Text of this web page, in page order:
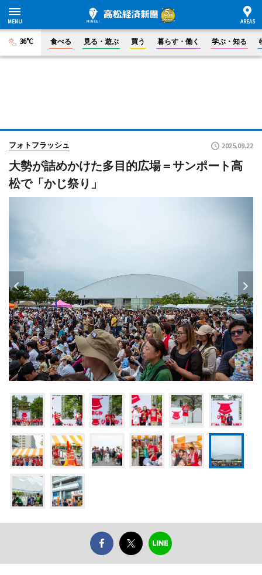
36°C 食べる 見る・遊ぶ 買う 暮らす・働く 学ぶ・知る
フォトフラッシュ 2025.09.22
大勢が詰めかけた多目的広場＝サンポート高
松で「かじ祭り」